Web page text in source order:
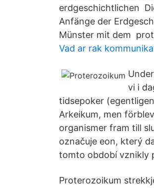
erdgeschichtlichen
Anfänge der
Münster mit dem
Vad ar rak
vi i
tidsepoker
Arkeikum, men
organismer fram till
označuje eon, který
tomto období vznikly
Proterozoikum